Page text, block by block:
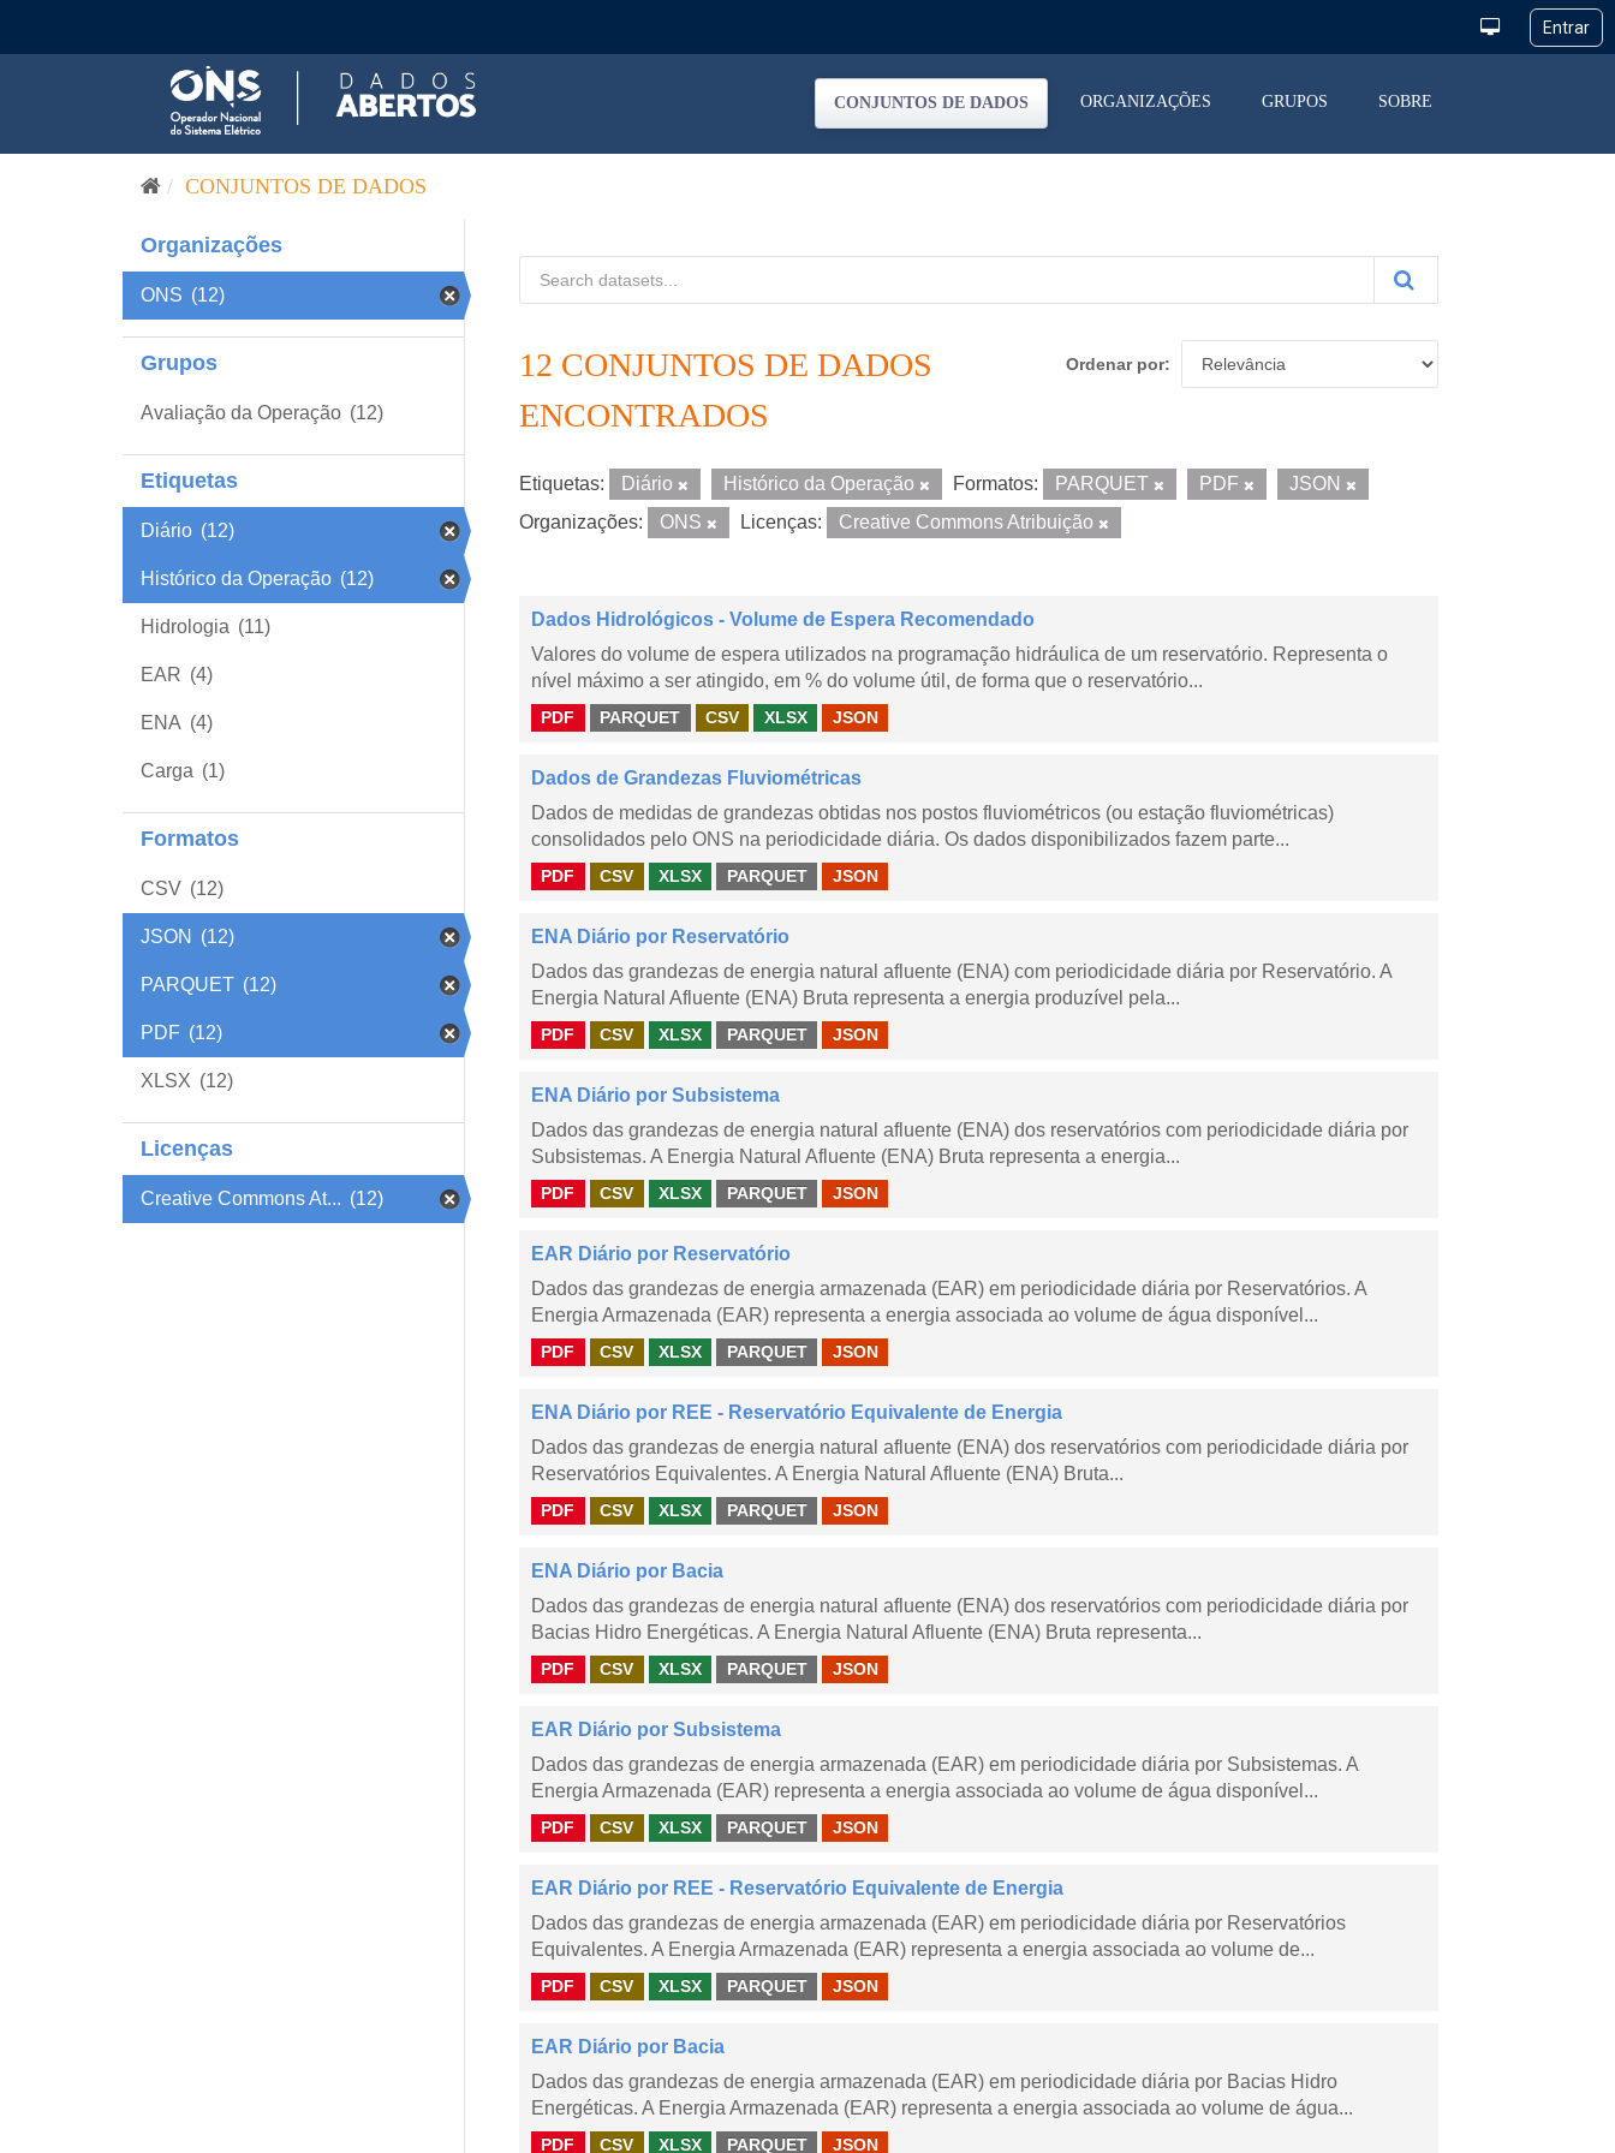
CONJUNTOS DE DADOS ORGANIZAÇÕES GRUPOS SOBRE
CONJUNTOS DE DADOS
Organizações
ONS (12)
Grupos
Avaliação da Operação (12)
Etiquetas
Diário (12)
Histórico da Operação (12)
Hidrologia (11)
EAR (4)
ENA (4)
Carga (1)
Formatos
CSV (12)
JSON (12)
PARQUET (12)
PDF (12)
XLSX (12)
Licenças
Creative Commons At... (12)
Ordenar por
12 CONJUNTOS DE DADOS
ENCONTRADOS
Etiquetas: Diário Histórico da Operação Formatos: PARQUET PDF
JSON
Organizações:
ONS Licenças: Creative Commons Atribuição
Dados Hidrológicos - Volume de Espera Recomendado
Valores do volume de espera utilizados na programação hidráulica de um reservatório. Representa o
nível máximo a ser atingido, em % do volume útil, de forma que o reservatório...
PDF PARQUET CSV XLSX JSON
Dados de Grandezas Fluviométricas
Dados de medidas de grandezas obtidas nos postos fluviométricos (ou estação fluviométricas)
consolidados pelo ONS na periodicidade diária. Os dados disponibilizados fazem parte...
PDF CSV XLSX PARQUET JSON
ENA Diário por Reservatório
Dados das grandezas de energia natural afluente (ENA) com periodicidade diária por Reservatório. A
Energia Natural Afluente (ENA) Bruta representa a energia produzível pela...
PDF CSV XLSX PARQUET JSON
ENA Diário por Subsistema
Dados das grandezas de energia natural afluente (ENA) dos reservatórios com periodicidade diária por
Subsistemas. A Energia Natural Afluente (ENA) Bruta representa a energia...
PDF CSV XLSX PARQUET JSON
EAR Diário por Reservatório
Dados das grandezas de energia armazenada (EAR) em periodicidade diária por Reservatórios. A
Energia Armazenada (EAR) representa a energia associada ao volume de água disponível...
PDF CSV XLSX PARQUET JSON
ENA Diário por REE - Reservatório Equivalente de Energia
Dados das grandezas de energia natural afluente (ENA) dos reservatórios com periodicidade diária por
Reservatórios Equivalentes. A Energia Natural Afluente (ENA) Bruta...
PDF CSV XLSX PARQUET JSON
ENA Diário por Bacia
Dados das grandezas de energia natural afluente (ENA) dos reservatórios com periodicidade diária por
Bacias Hidro Energéticas. A Energia Natural Afluente (ENA) Bruta representa...
PDF CSV XLSX PARQUET JSON
EAR Diário por Subsistema
Dados das grandezas de energia armazenada (EAR) em periodicidade diária por Subsistemas. A
Energia Armazenada (EAR) representa a energia associada ao volume de água disponível...
PDF CSV XLSX PARQUET JSON
EAR Diário por REE - Reservatório Equivalente de Energia
Dados das grandezas de energia armazenada (EAR) em periodicidade diária por Reservatórios
Equivalentes. A Energia Armazenada (EAR) representa a energia associada ao volume de...
PDF CSV XLSX PARQUET JSON
EAR Diário por Bacia
Dados das grandezas de energia armazenada (EAR) em periodicidade diária por Bacias Hidro
Energéticas. A Energia Armazenada (EAR) representa a energia associada ao volume de água...
PDF CSV XLSX PARQUET JSON